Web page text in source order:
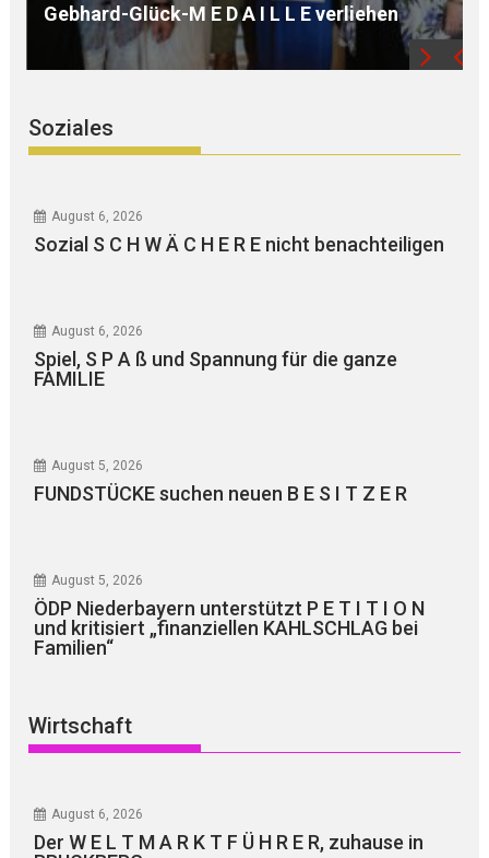
WEGER
Soziales
August 6, 2026
Sozial S C H W Ä C H E R E nicht benachteiligen
August 6, 2026
Spiel, S P A ß und Spannung für die ganze
FAMILIE
August 5, 2026
FUNDSTÜCKE suchen neuen B E S I T Z E R
August 5, 2026
ÖDP Niederbayern unterstützt P E T I T I O N
und kritisiert „finanziellen KAHLSCHLAG bei
Familien“
Wirtschaft
August 6, 2026
Der W E L T M A R K T F Ü H R E R, zuhause in